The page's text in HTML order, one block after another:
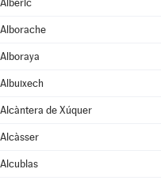
Alberic
Alborache
Alboraya
Albuixech
Alcàntera de Xúquer
Alcàsser
Alcublas